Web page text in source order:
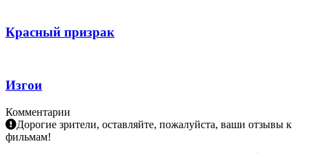
Красный призрак
Изгои
Комментарии
Дорогие зрители, оставляйте, пожалуйста, ваши отзывы к
фильмам!